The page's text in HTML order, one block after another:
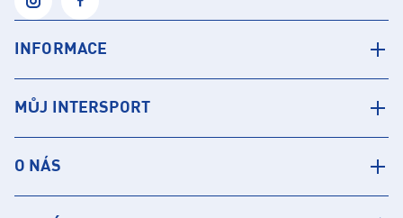
INFORMACE
MŮJ INTERSPORT
O NÁS